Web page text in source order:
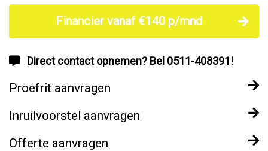
Financier vanaf €140 p/mnd
Direct contact opnemen? Bel 0511-408391!
Proefrit aanvragen
Inruilvoorstel aanvragen
Offerte aanvragen